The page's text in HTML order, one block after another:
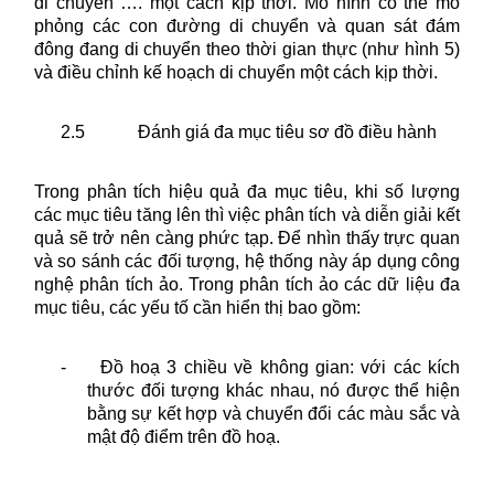
phỏng các con đường di chuyển và quan sát đám
đông đang di chuyển theo thời gian thực (như hình 5)
và điều chỉnh kế hoạch di chuyển một cách kịp thời.
2.5 Đánh giá đa mục tiêu sơ đồ điều hành
Trong phân tích hiệu quả đa mục tiêu, khi số lượng
các mục tiêu tăng lên thì việc phân tích và diễn giải kết
quả sẽ trở nên càng phức tạp. Để nhìn thấy trực quan
và so sánh các đối tượng, hệ thống này áp dụng công
nghệ phân tích ảo. Trong phân tích ảo các dữ liệu đa
mục tiêu, các yếu tố cần hiển thị bao gồm:
-
Đồ hoạ 3 chiều về không gian: với các kích
thước đối tượng khác nhau, nó được thể hiện
bằng sự kết hợp và chuyển đổi các màu sắc và
mật độ điểm trên đồ hoạ.